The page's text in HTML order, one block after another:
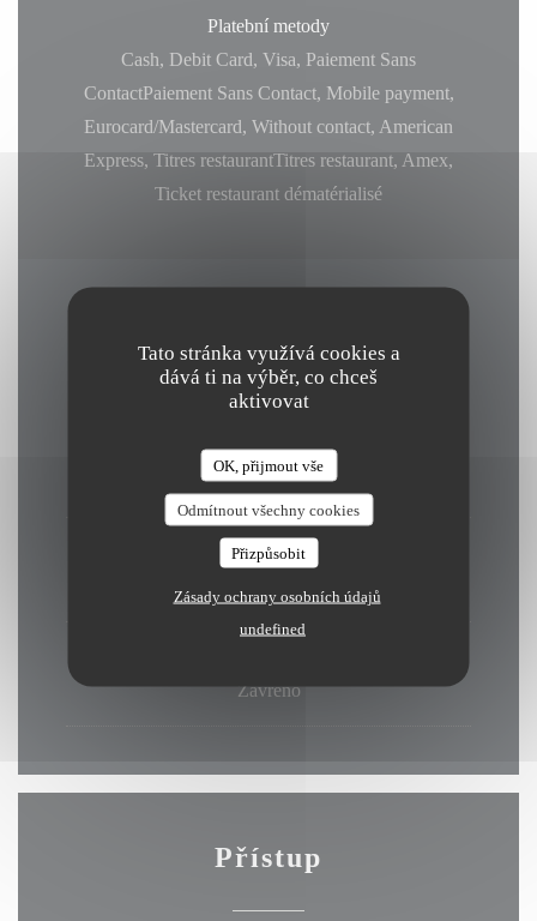
Tato stránka využívá cookies a
dává ti na výběr, co chceš
aktivovat
OK, přijmout vše
Odmítnout všechny cookies
Přizpůsobit
Zásady ochrany osobních údajů
undefined
Platební metody
Cash, Debit Card, Visa, Paiement Sans
ContactPaiement Sans Contact, Mobile payment,
Eurocard/Mastercard, Without contact, American
Express, Titres restaurantTitres restaurant, Amex,
Ticket restaurant dématérialisé
Pondělí
Zavřeno
Ute-Sob
18:30 - 23:00
Zavřeno
Přístup